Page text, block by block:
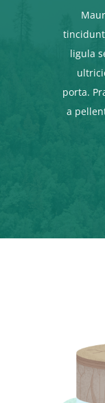
ligula
porta.
a